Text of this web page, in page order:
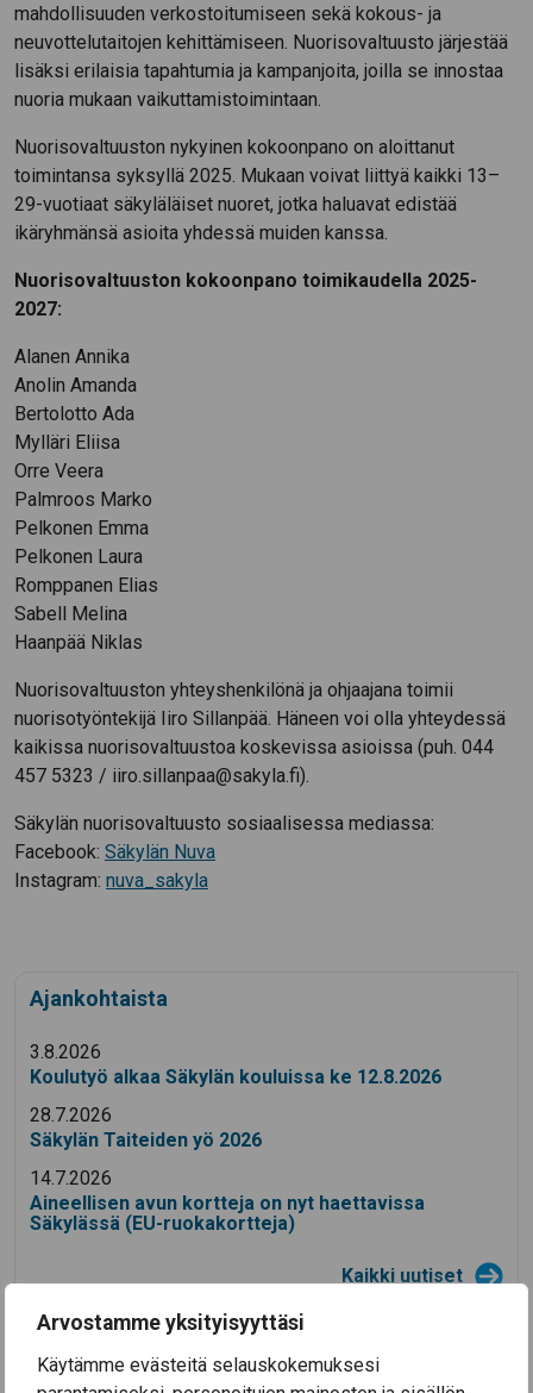
Arvostamme yksityisyyttäsi
Käytämme evästeitä selauskokemuksesi
mahdollisuuden verkostoitumiseen sekä kokous- ja
neuvottelutaitojen kehittämiseen. Nuorisovaltuusto järjestää
lisäksi erilaisia tapahtumia ja kampanjoita, joilla se innostaa
nuoria mukaan vaikuttamistoimintaan.
Nuorisovaltuuston nykyinen kokoonpano on aloittanut
toimintansa syksyllä 2025. Mukaan voivat liittyä kaikki 13–
29-vuotiaat säkyläläiset nuoret, jotka haluavat edistää
ikäryhmänsä asioita yhdessä muiden kanssa.
Nuorisovaltuuston kokoonpano toimikaudella 2025-
2027:
Alanen Annika
Anolin Amanda
Bertolotto Ada
Mylläri Eliisa
Orre Veera
Palmroos Marko
Pelkonen Emma
Pelkonen Laura
Romppanen Elias
Sabell Melina
Haanpää Niklas
Nuorisovaltuuston yhteyshenkilönä ja ohjaajana toimii
nuorisotyöntekijä Iiro Sillanpää. Häneen voi olla yhteydessä
kaikissa nuorisovaltuustoa koskevissa asioissa (puh. 044
457 5323 / iiro.sillanpaa@sakyla.fi).
Säkylän nuorisovaltuusto sosiaalisessa mediassa:
Facebook: Säkylän Nuva
Instagram: nuva_sakyla
Ajankohtaista
3.8.2026
Koulutyö alkaa Säkylän kouluissa ke 12.8.2026
28.7.2026
Säkylän Taiteiden yö 2026
14.7.2026
Aineellisen avun kortteja on nyt haettavissa
Säkylässä (EU-ruokakortteja)
Kaikki uutiset
Tervetuloa Säkylään!